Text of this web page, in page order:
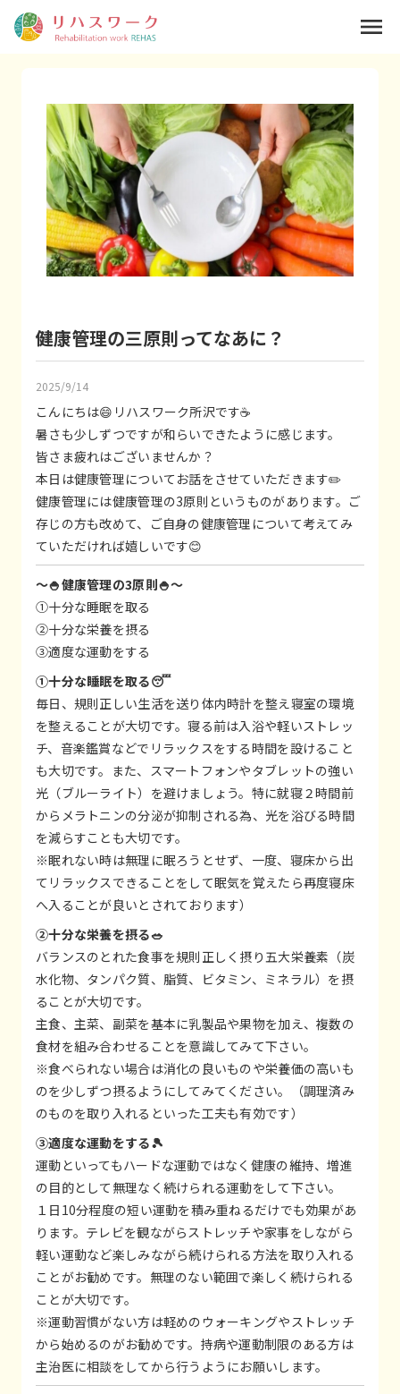
健康管理の三原則ってなあに？
2025/9/14
こんにちは😄リハスワーク所沢です☕
暑さも少しずつですが和らいできたように感じます。
皆さま疲れはございませんか？
本日は健康管理についてお話をさせていただきます✏️
健康管理には健康管理の3原則というものがあります。ご
存じの方も改めて、ご自身の健康管理について考えてみ
ていただければ嬉しいです😊
～🍚健康管理の3原則🍚～
①十分な睡眠を取る
②十分な栄養を摂る
③適度な運動をする
①十分な睡眠を取る😴
毎日、規則正しい生活を送り体内時計を整え寝室の環境
を整えることが大切です。寝る前は入浴や軽いストレッ
チ、音楽鑑賞などでリラックスをする時間を設けること
も大切です。また、スマートフォンやタブレットの強い
光（ブルーライト）を避けましょう。特に就寝２時間前
からメラトニンの分泌が抑制される為、光を浴びる時間
を減らすことも大切です。
※眠れない時は無理に眠ろうとせず、一度、寝床から出
てリラックスできることをして眠気を覚えたら再度寝床
へ入ることが良いとされております）
②十分な栄養を摂る🥗
バランスのとれた食事を規則正しく摂り五大栄養素（炭
水化物、タンパク質、脂質、ビタミン、ミネラル）を摂
ることが大切です。
主食、主菜、副菜を基本に乳製品や果物を加え、複数の
食材を組み合わせることを意識してみて下さい。
※食べられない場合は消化の良いものや栄養価の高いも
のを少しずつ摂るようにしてみてください。（調理済み
のものを取り入れるといった工夫も有効です）
③適度な運動をする🎾
運動といってもハードな運動ではなく健康の維持、増進
の目的として無理なく続けられる運動をして下さい。
１日10分程度の短い運動を積み重ねるだけでも効果があ
ります。テレビを観ながらストレッチや家事をしながら
軽い運動など楽しみながら続けられる方法を取り入れる
ことがお勧めです。無理のない範囲で楽しく続けられる
ことが大切です。
※運動習慣がない方は軽めのウォーキングやストレッチ
から始めるのがお勧めです。持病や運動制限のある方は
主治医に相談をしてから行うようにお願いします。
menu